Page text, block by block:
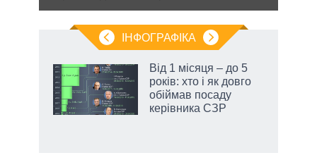
ІНФОГРАФІКА
Від 1 місяця – до 5
років: хто і як довго
обіймав посаду
керівника СЗР